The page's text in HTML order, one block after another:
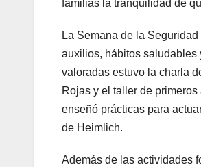
familias la tranquilidad de
La Semana de la
auxilios, hábitos saludables
valoradas estuvo la charla
Rojas y el taller de
enseñó prácticas para
de Heimlich.
Además de las actividades